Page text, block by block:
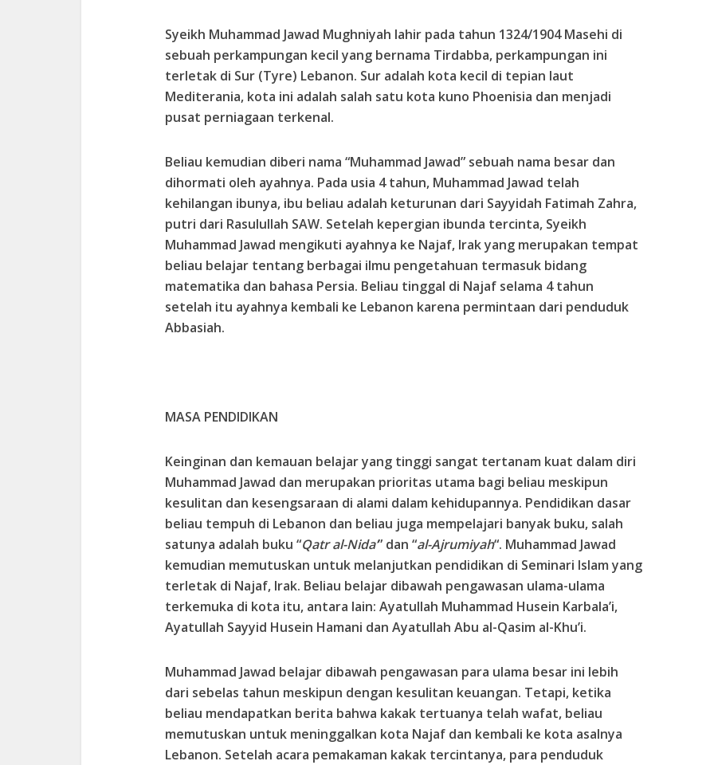
Syeikh Muhammad Jawad Mughniyah lahir pada tahun 1324/1904 Masehi di
sebuah perkampungan kecil yang bernama Tirdabba, perkampungan ini
terletak di Sur (Tyre) Lebanon. Sur adalah kota kecil di tepian laut
Mediterania, kota ini adalah salah satu kota kuno Phoenisia dan menjadi
pusat perniagaan terkenal.
Beliau kemudian diberi nama “Muhammad Jawad” sebuah nama besar dan
dihormati oleh ayahnya. Pada usia 4 tahun, Muhammad Jawad telah
kehilangan ibunya, ibu beliau adalah keturunan dari Sayyidah Fatimah Zahra,
putri dari Rasulullah SAW. Setelah kepergian ibunda tercinta, Syeikh
Muhammad Jawad mengikuti ayahnya ke Najaf, Irak yang merupakan tempat
beliau belajar tentang berbagai ilmu pengetahuan termasuk bidang
matematika dan bahasa Persia. Beliau tinggal di Najaf selama 4 tahun
setelah itu ayahnya kembali ke Lebanon karena permintaan dari penduduk
Abbasiah.
MASA PENDIDIKAN
Keinginan dan kemauan belajar yang tinggi sangat tertanam kuat dalam diri
Muhammad Jawad dan merupakan prioritas utama bagi beliau meskipun
kesulitan dan kesengsaraan di alami dalam kehidupannya. Pendidikan dasar
beliau tempuh di Lebanon dan beliau juga mempelajari banyak buku, salah
satunya adalah buku “Qatr al-Nida’” dan “al-Ajrumiyah“. Muhammad Jawad
kemudian memutuskan untuk melanjutkan pendidikan di Seminari Islam yang
terletak di Najaf, Irak. Beliau belajar dibawah pengawasan ulama-ulama
terkemuka di kota itu, antara lain: Ayatullah Muhammad Husein Karbala’i,
Ayatullah Sayyid Husein Hamani dan Ayatullah Abu al-Qasim al-Khu’i.
Muhammad Jawad belajar dibawah pengawasan para ulama besar ini lebih
dari sebelas tahun meskipun dengan kesulitan keuangan. Tetapi, ketika
beliau mendapatkan berita bahwa kakak tertuanya telah wafat, beliau
memutuskan untuk meninggalkan kota Najaf dan kembali ke kota asalnya
Lebanon. Setelah acara pemakaman kakak tercintanya, para penduduk